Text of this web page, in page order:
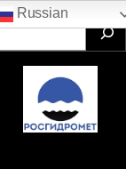
Russian